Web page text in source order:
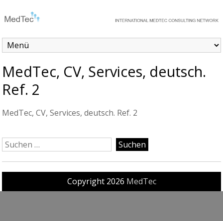
MedTec, CV, Services, deutsch.
Ref. 2
MedTec, CV, Services, deutsch. Ref. 2
Copyright 2026 MedTec